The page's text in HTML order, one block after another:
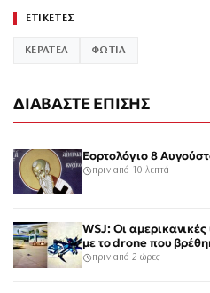
ΕΤΙΚΕΤΕΣ
ΚΕΡΑΤΕΑ ΦΩΤΙΑ
ΔΙΑΒΑΣΤΕ ΕΠΙΣΗΣ
Εορτολόγιο 8
πριν από 10 λεπτά
WSJ: Οι
με το drone που
πριν από 2 ώρες